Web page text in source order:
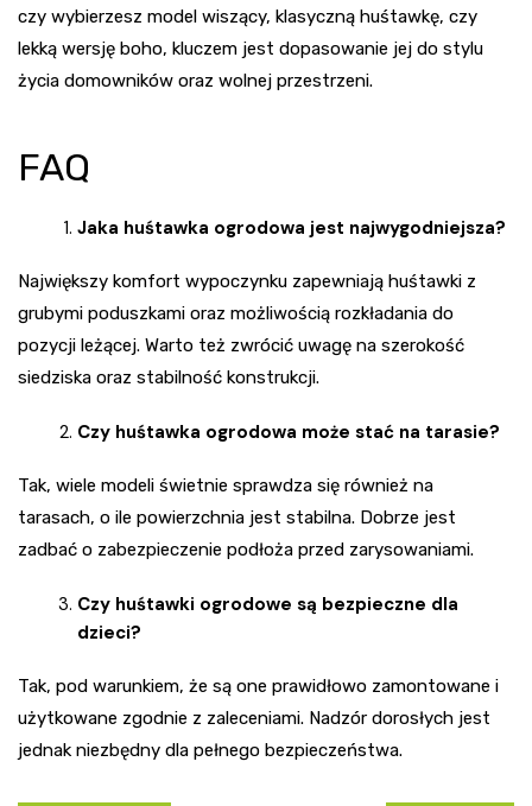
czy wybierzesz model wiszący, klasyczną huśtawkę, czy
lekką wersję boho, kluczem jest dopasowanie jej do stylu
życia domowników oraz wolnej przestrzeni.
FAQ
Jaka huśtawka ogrodowa jest najwygodniejsza?
Największy komfort wypoczynku zapewniają huśtawki z
grubymi poduszkami oraz możliwością rozkładania do
pozycji leżącej. Warto też zwrócić uwagę na szerokość
siedziska oraz stabilność konstrukcji.
Czy huśtawka ogrodowa może stać na tarasie?
Tak, wiele modeli świetnie sprawdza się również na
tarasach, o ile powierzchnia jest stabilna. Dobrze jest
zadbać o zabezpieczenie podłoża przed zarysowaniami.
Czy huśtawki ogrodowe są bezpieczne dla
dzieci?
Tak, pod warunkiem, że są one prawidłowo zamontowane i
użytkowane zgodnie z zaleceniami. Nadzór dorosłych jest
jednak niezbędny dla pełnego bezpieczeństwa.